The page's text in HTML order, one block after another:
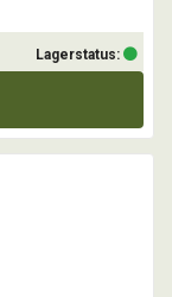
Lagerstatus: